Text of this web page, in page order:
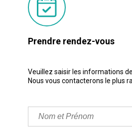
Prendre rendez-vous
Veuillez saisir les informations
Nous vous contacterons le plus